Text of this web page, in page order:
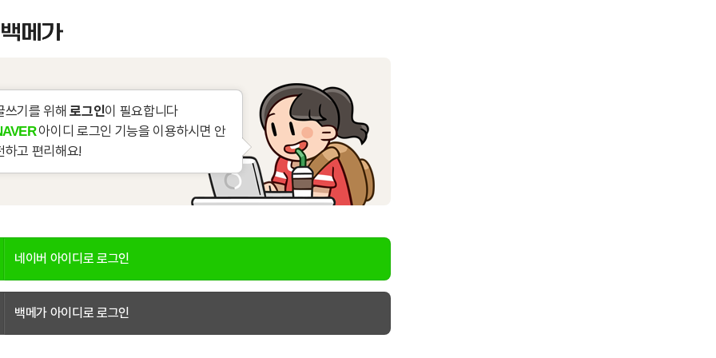
쓰기를 위해로그인이 필요합니다
아이디 로그인 기능을 이용하시면 안
하고 편리해요!
네이버 아이디로 로그인
백메가 아이디로 로그인